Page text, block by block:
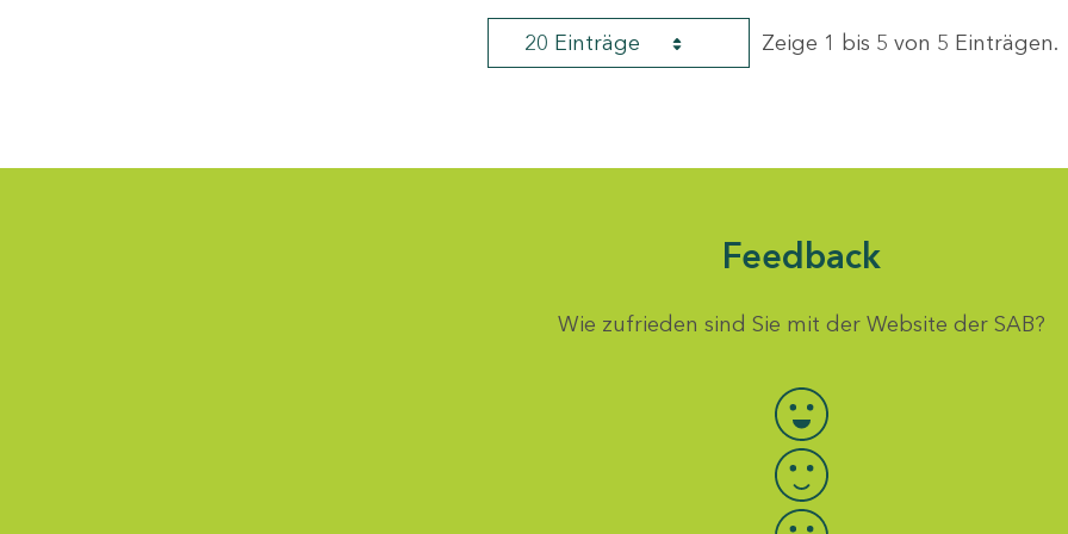
20 Einträge Zeige 1 bis 5 von 5 Einträgen.
Feedback
Wie zufrieden sind Sie mit der Website der SAB?
Bewertung auswählen